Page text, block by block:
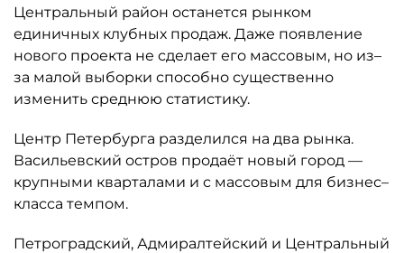
Центральный район останется рынком
единичных клубных продаж. Даже появление
нового проекта не сделает его массовым, но из–
за малой выборки способно существенно
изменить среднюю статистику.
Центр Петербурга разделился на два рынка.
Васильевский остров продаёт новый город —
крупными кварталами и с массовым для бизнес–
класса темпом.
Петроградский, Адмиралтейский и Центральный